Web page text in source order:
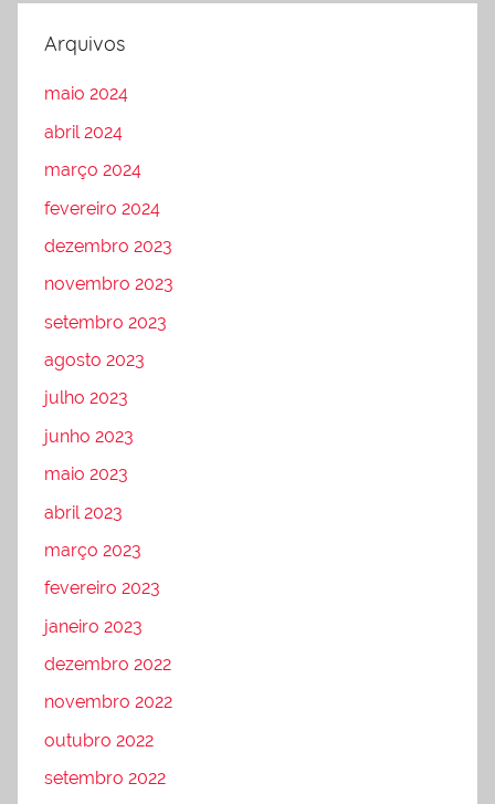
Arquivos
maio 2024
abril 2024
março 2024
fevereiro 2024
dezembro 2023
novembro 2023
setembro 2023
agosto 2023
julho 2023
junho 2023
maio 2023
abril 2023
março 2023
fevereiro 2023
janeiro 2023
dezembro 2022
novembro 2022
outubro 2022
setembro 2022